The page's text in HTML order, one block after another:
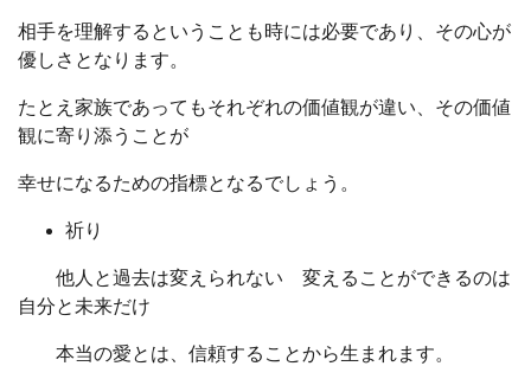
相手を理解するということも時には必要であり、その心が
優しさとなります。
たとえ家族であってもそれぞれの価値観が違い、その価値
観に寄り添うことが
幸せになるための指標となるでしょう。
祈り
他人と過去は変えられない 変えることができるのは
自分と未来だけ
本当の愛とは、信頼することから生まれます。